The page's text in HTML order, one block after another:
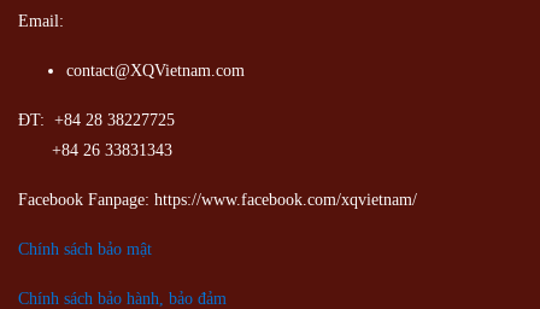
Email:
contact@XQVietnam.com
ĐT: +84 28 38227725
+84 26 33831343
Facebook Fanpage: https://www.facebook.com/xqvietnam/
Chính sách bảo mật
Chính sách bảo hành, bảo đảm